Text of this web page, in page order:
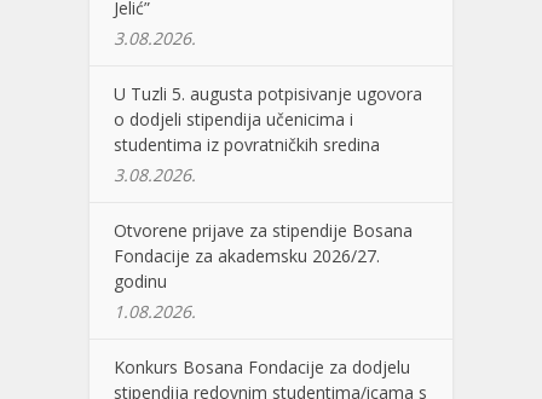
Jelić”
3.08.2026.
U Tuzli 5. augusta potpisivanje ugovora
o dodjeli stipendija učenicima i
studentima iz povratničkih sredina
3.08.2026.
Otvorene prijave za stipendije Bosana
Fondacije za akademsku 2026/27.
godinu
1.08.2026.
Konkurs Bosana Fondacije za dodjelu
stipendija redovnim studentima/icama s